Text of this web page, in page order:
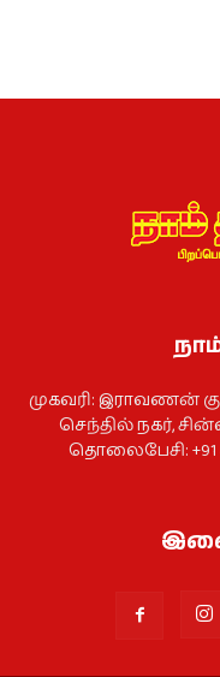
முகவரி: இராவணன்
செந்தில் நகர்,
தொலைபேசி: +91